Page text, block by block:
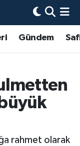
Gündem
rahmet olarak